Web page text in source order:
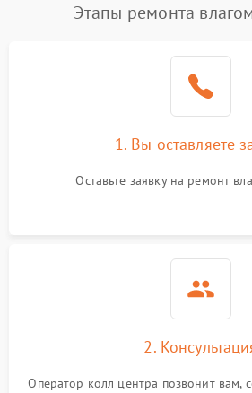
Этапы ремонта
1. Вы оставляете
Оставьте заявку на ремонт
2.
Оператор колл центра позвонит вам,